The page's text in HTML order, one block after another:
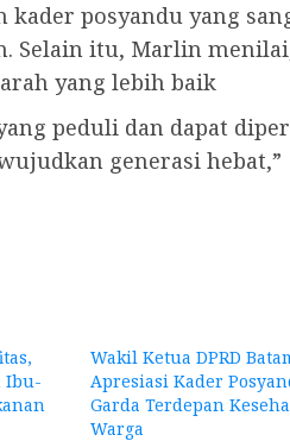
posyandu yang
Selain itu, Marlin
yang lebih baik
peduli dan dapat
generasi hebat,”
Ibu-
Wakil Ketua DPRD
Apresiasi Kader
Garda Terdepan
Warga